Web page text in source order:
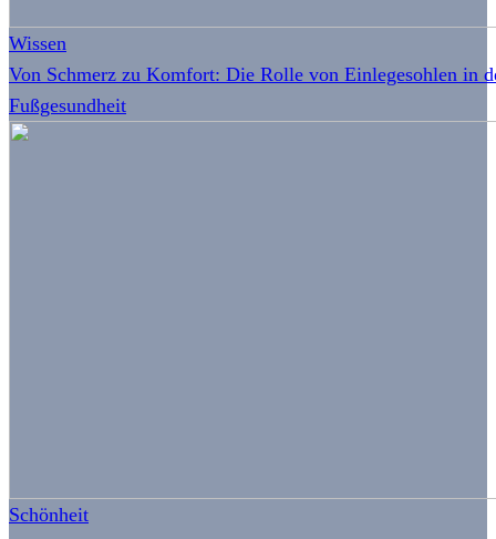
Wissen
Von Schmerz zu Komfort: Die Rolle von Einlegesohlen in
Fußgesundheit
Schönheit